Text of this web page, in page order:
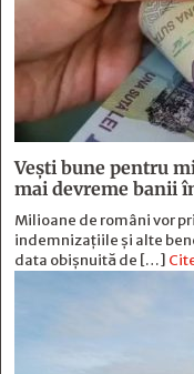
Vești bune pentru
mai devreme banii
Milioane de români vor
indemnizațiile și alte
data obișnuită de […]